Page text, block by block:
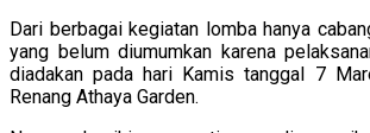
Dari berbagai kegiatan lomba hanya
yang belum diumumkan karena
diadakan pada hari Kamis tanggal 7
Renang Athaya Garden.